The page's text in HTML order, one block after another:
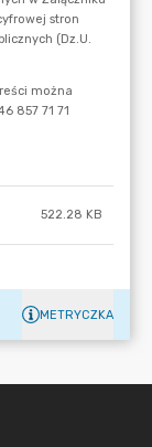
522.28 KB
METRYCZKA